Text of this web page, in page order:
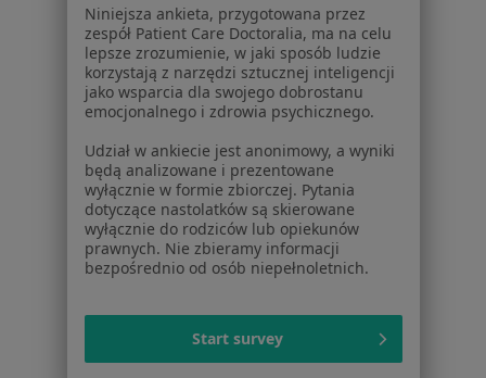
Partnerzy
Centrum prasowe
Kontakt
Dla pacjentów
Lekarze
Placówki medyczne
Pytania i odpowiedzi
Usługi i zabiegi
Choroby
Pomoc
Blog dla pacjentów
Niniejsza ankieta, przygotowana przez
zespół Patient Care Doctoralia, ma na celu
lepsze zrozumienie, w jaki sposób ludzie
korzystają z narzędzi sztucznej inteligencji
jako wsparcia dla swojego dobrostanu
emocjonalnego i zdrowia psychicznego.
Udział w ankiecie jest anonimowy, a wyniki
będą analizowane i prezentowane
wyłącznie w formie zbiorczej. Pytania
dotyczące nastolatków są skierowane
wyłącznie do rodziców lub opiekunów
prawnych. Nie zbieramy informacji
bezpośrednio od osób niepełnoletnich.
Start survey